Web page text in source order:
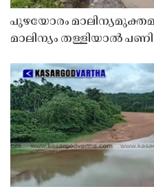
പുഴയോരം
മാലിന്യം തള്ളിയാൽ